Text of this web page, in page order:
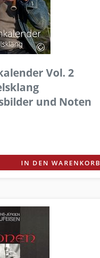
Vol. 2
und Noten
IN DEN WARENKORB